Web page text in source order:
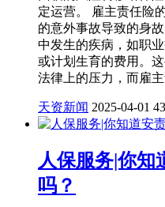
定运营。 雇主责任险
的意外事故导致的身
中发生的疾病，如职
或计划生育的费用。
法律上的压力，而雇
天资新闻 2025-04-01
人保服务|你知
吗？